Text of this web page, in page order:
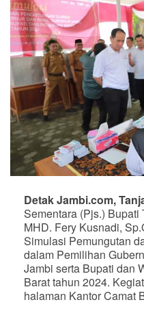
Detak Jambi.com,
Sementara (Pjs.) Bupati
MHD. Fery Kusnadi,
Simulasi Pemungutan
dalam Pemilihan
Jambi serta Bupati dan
Barat tahun 2024.
halaman Kantor Camat